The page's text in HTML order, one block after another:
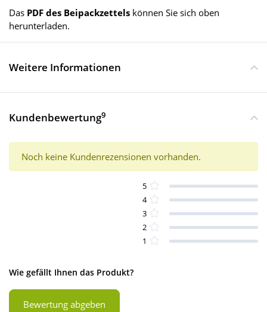
Das PDF des Beipackzettels können Sie sich oben
herunterladen.
Weitere Informationen
Kundenbewertung9
Noch keine Kundenrezensionen vorhanden.
5
4
3
2
1
Wie gefällt Ihnen das Produkt?
Bewertung abgeben